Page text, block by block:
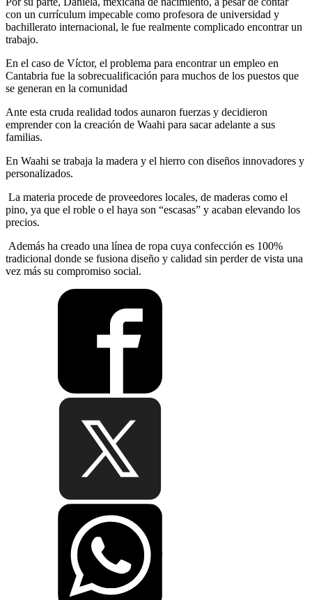
con un currículum impecable como profesora de universidad y
bachillerato internacional, le fue realmente complicado encontrar un
trabajo.
En el caso de Víctor, el problema para encontrar un empleo en
Cantabria fue la sobrecualificación para muchos de los puestos que
se generan en la comunidad
Ante esta cruda realidad todos aunaron fuerzas y decidieron
emprender con la creación de Waahi para sacar adelante a sus
familias.
En Waahi se trabaja la madera y el hierro con diseños innovadores y
personalizados.
La materia procede de proveedores locales, de maderas como el
pino, ya que el roble o el haya son “escasas” y acaban elevando los
precios.
Además ha creado una línea de ropa cuya confección es 100%
tradicional donde se fusiona diseño y calidad sin perder de vista una
vez más su compromiso social.